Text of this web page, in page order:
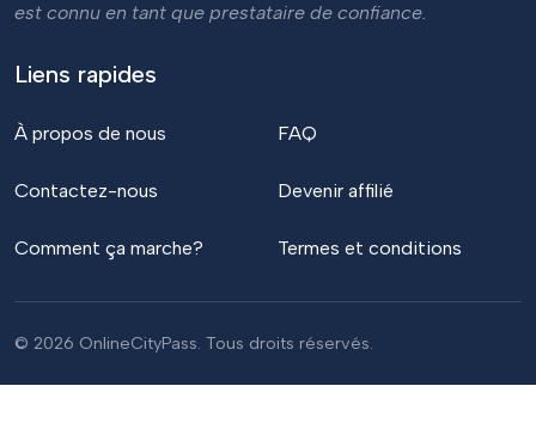
est connu en tant que prestataire de confiance.
Liens rapides
À propos de nous
Contactez-nous
Comment ça marche?
FAQ
Devenir affilié
Termes et conditions
© 2026 OnlineCityPass. Tous droits réservés.